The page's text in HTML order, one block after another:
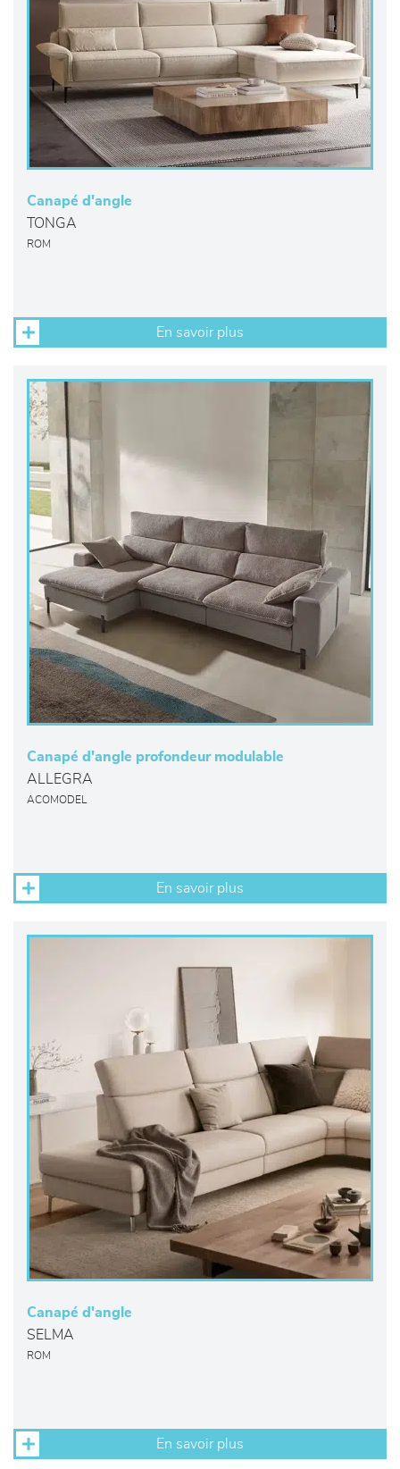
Canapé d'angle
TONGA
ROM
En savoir plus
Canapé d'angle profondeur modulable
ALLEGRA
ACOMODEL
En savoir plus
Canapé d'angle
SELMA
ROM
En savoir plus